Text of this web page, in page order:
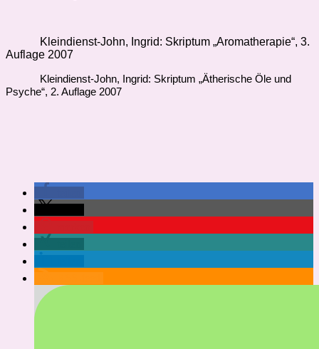
Kleindienst-John, Ingrid: Skriptum „Aromatherapie“, 3.
Auflage 2007
Kleindienst-John, Ingrid: Skriptum „Ätherische Öle und
Psyche“, 2. Auflage 2007